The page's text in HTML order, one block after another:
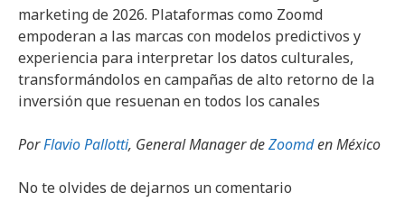
marketing de 2026. Plataformas como Zoomd
empoderan a las marcas con modelos predictivos y
experiencia para interpretar los datos culturales,
transformándolos en campañas de alto retorno de la
inversión que resuenan en todos los canales
PorFlavio Pallotti, General Manager deZoomden México
No te olvides de dejarnos un comentario